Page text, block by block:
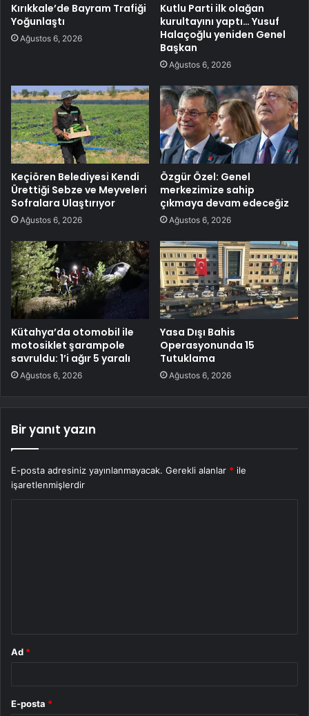
Kırıkkale’de Bayram Trafiği
Yoğunlaştı
Ağustos 6, 2026
Kutlu Parti ilk olağan
kurultayını yaptı… Yusuf
Halaçoğlu yeniden Genel
Başkan
Ağustos 6, 2026
Keçiören Belediyesi Kendi
Ürettiği Sebze ve Meyveleri
Sofralara Ulaştırıyor
Ağustos 6, 2026
Özgür Özel: Genel
merkezimize sahip
çıkmaya devam edeceğiz
Ağustos 6, 2026
Kütahya’da otomobil ile
motosiklet şarampole
savruldu: 1’i ağır 5 yaralı
Ağustos 6, 2026
Yasa Dışı Bahis
Operasyonunda 15
Tutuklama
Ağustos 6, 2026
Bir yanıt yazın
E-posta adresiniz yayınlanmayacak. Gerekli alanlar * ile
işaretlenmişlerdir
Ad *
E-posta *